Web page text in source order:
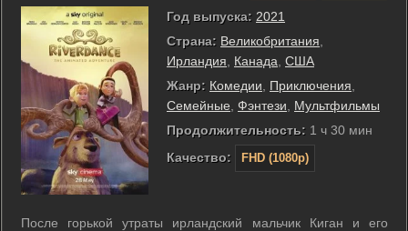
Год выпуска: 2021
Страна: Великобритания
Ирландия
Канада США
Жанр: Комедии Приключения
Семейные Фэнтези
Мультфильмы
Продолжительность: 1 ч 30 мин
Качество:
FHD (1080p)
После горькой утраты ирландский мальчик Киган и его